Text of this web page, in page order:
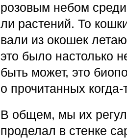
розовым небом
ли растений. То
вали из окошек
это было настолько
быть может, это
о прочитанных
В общем, мы их
проделал в стенке